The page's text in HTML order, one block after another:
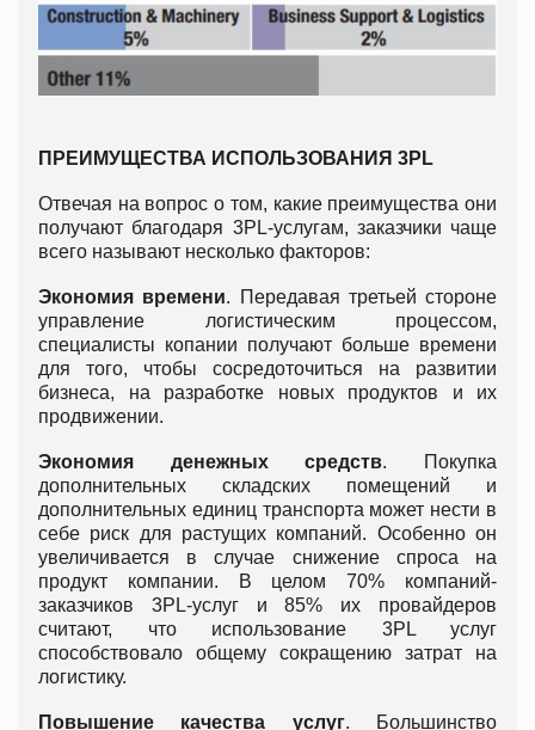
ПРЕИМУЩЕСТВА ИСПОЛЬЗОВАНИЯ 3PL
Отвечая на вопрос о том, какие преимущества они
получают благодаря 3PL-услугам, заказчики чаще
всего называют несколько факторов:
Экономия времени. Передавая третьей стороне
управление логистическим процессом,
специалисты копании получают больше времени
для того, чтобы сосредоточиться на развитии
бизнеса, на разработке новых продуктов и их
продвижении.
Экономия денежных средств. Покупка
дополнительных складских помещений и
дополнительных единиц транспорта может нести в
себе риск для растущих компаний. Особенно он
увеличивается в случае снижение спроса на
продукт компании. В целом 70% компаний-
заказчиков 3PL-услуг и 85% их провайдеров
считают, что использование 3PL услуг
способствовало общему сокращению затрат на
логистику.
Повышение качества услуг. Большинство